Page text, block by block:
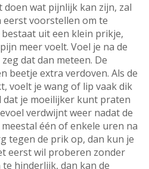
doen wat pijnlijk kan zijn, zal
eerst voorstellen om te
uit een klein prikje,
meer voelt. Voel je na de
dat dan meteen. De
beetje extra verdoven. Als de
voelt je wang of lip vaak dik
dat je moeilijker kunt praten
verdwijnt weer nadat de
één of enkele uren na
tegen de prik op, dan kun je
eerst wil proberen zonder
hinderlijk, dan kan de